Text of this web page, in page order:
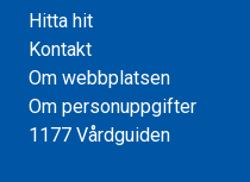
Hitta hit
Kontakt
Om webbplatsen
Om personuppgifter
1177 Vårdguiden